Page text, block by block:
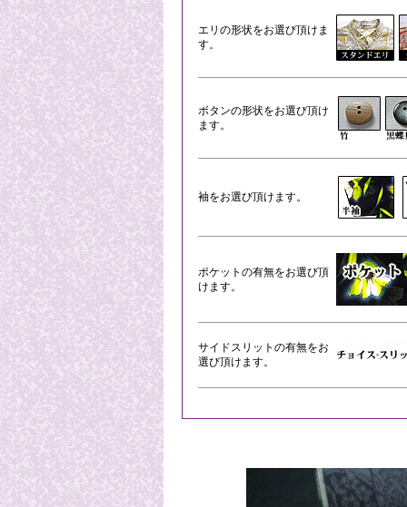
エリの形状をお選び頂けま
す。
ボタンの形状をお選び頂け
ます。
袖をお選び頂けます。
ポケットの有無をお選び頂
けます。
サイドスリットの有無をお
選び頂けます。